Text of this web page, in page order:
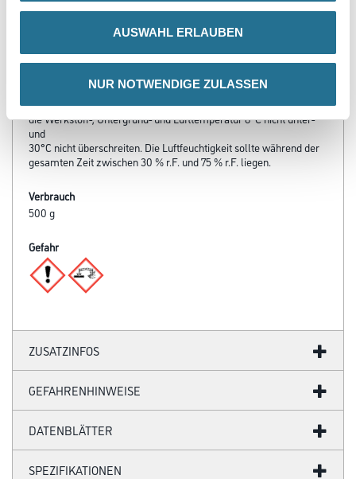
AUSWAHL ERLAUBEN
NUR NOTWENDIGE ZULASSEN
- Atmungsaktive Oberfläche
- Sehr gut wasserdampfdiffusionsfähig (410g/m² in 24 Std. (DIN
53122), µ=50, Sd=0,04 m)
Verarbeitungstemp./Luftfeuchte
Während der gesamten Verarbeitungs- und Trocknungszeit darf
die Werkstoff-, Untergrund- und Lufttemperatur 8°C nicht unter-
und
30°C nicht überschreiten. Die Luftfeuchtigkeit sollte während der
gesamten Zeit zwischen 30 % r.F. und 75 % r.F. liegen.
Verbrauch
500 g
Gefahr
ZUSATZINFOS
GEFAHRENHINWEISE
DATENBLÄTTER
SPEZIFIKATIONEN